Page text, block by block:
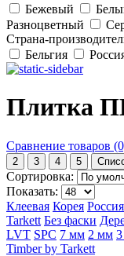
Бежевый
Разноцветный
Страна-
Бельгия
Плитка
Сравнение товаров
2 3 4 5
Сортировка:
Показать:
Клеевая Корея Россия
Tarkett Без фаски
LVT SPC 7 мм 2 мм
Timber by Tarkett